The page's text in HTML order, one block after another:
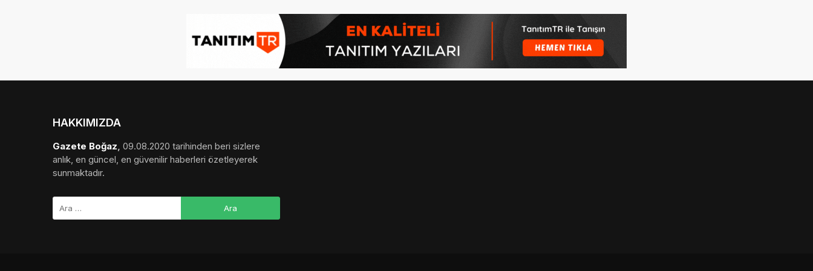
HAKKIMIZDA
Gazete Boğaz, 09.08.2020 tarihinden beri sizlere
anlık, en güncel, en güvenilir haberleri özetleyerek
sunmaktadır.